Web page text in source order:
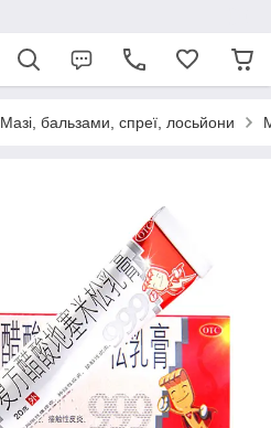
Мазі, бальзами, спреї, лосьйони